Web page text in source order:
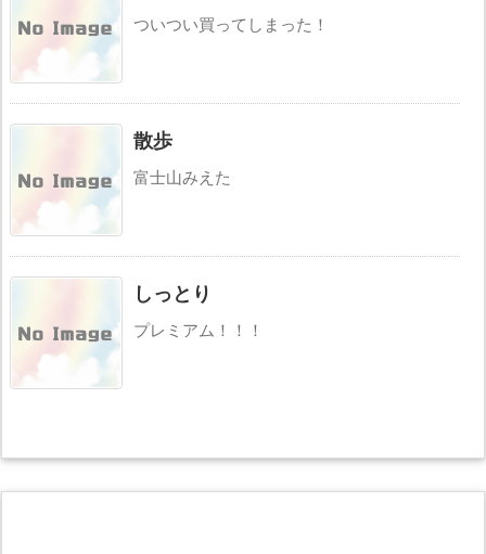
ついつい買ってしまった！
散歩
富士山みえた
しっとり
プレミアム！！！